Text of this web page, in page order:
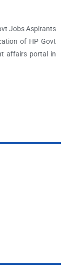
Jobs Aspirants
of HP Govt
affairs portal in